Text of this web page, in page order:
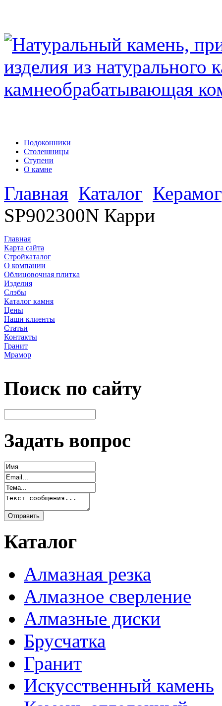
Подоконники
Столешницы
Ступени
О камне
Главная Каталог
SP902300N Карри
Главная
Карта сайта
Стройкаталог
О компании
Облицовочная плитка
Изделия
Слэбы
Каталог камня
Цены
Наши клиенты
Статьи
Контакты
Гранит
Мрамор
Поиск по сайту
Задать вопрос
Каталог
Алмазная резка
Алмазное сверление
Алмазные диски
Брусчатка
Гранит
Искусственный камень